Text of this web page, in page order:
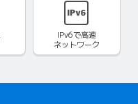
IPv6で高速
ネットワーク